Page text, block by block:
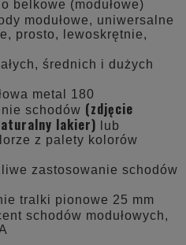
belkowe (modułowe)
modułowe, uniwersalne
prosto, lewoskrętnie,
średnich i dużych
metal 180
schodów (zdjęcie
lakier) lub
z palety kolorów
zastosowanie schodów
tralki pionowe 25 mm
schodów modułowych,